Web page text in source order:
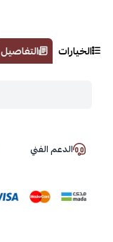
الخيارات التفاصيل
الدعم الفني